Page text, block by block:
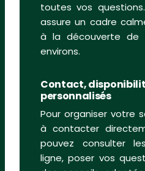
toutes vos
assure un cadre
à la découverte de
environs.
Contact,
personnalisés
Pour organiser votre
à contacter
pouvez consulter
ligne, poser vos